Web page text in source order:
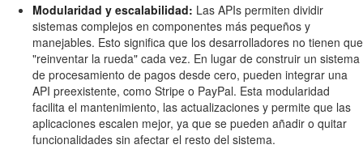
Modularidad y escalabilidad: Las APIs permiten dividir
sistemas complejos en componentes más pequeños y
manejables. Esto significa que los desarrolladores no tienen que
"reinventar la rueda" cada vez. En lugar de construir un sistema
de procesamiento de pagos desde cero, pueden integrar una
API preexistente, como Stripe o PayPal. Esta modularidad
facilita el mantenimiento, las actualizaciones y permite que las
aplicaciones escalen mejor, ya que se pueden añadir o quitar
funcionalidades sin afectar el resto del sistema.